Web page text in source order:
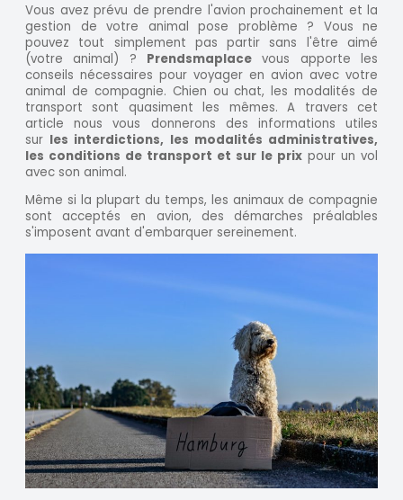
Vous avez prévu de prendre l'avion prochainement et la
gestion de votre animal pose problème ? Vous ne
pouvez tout simplement pas partir sans l'être aimé
(votre animal) ? Prendsmaplace vous apporte les
conseils nécessaires pour voyager en avion avec votre
animal de compagnie. Chien ou chat, les modalités de
transport sont quasiment les mêmes. A travers cet
article nous vous donnerons des informations utiles
sur les interdictions, les modalités administratives,
les conditions de transport et sur le prix pour un vol
avec son animal.
Même si la plupart du temps, les animaux de compagnie
sont acceptés en avion, des démarches préalables
s'imposent avant d'embarquer sereinement.